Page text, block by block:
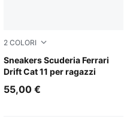
2 COLORI
Sneakers Scuderia Ferrari
Drift Cat 11 per ragazzi
PUMA Black-Rosso Corsa
55,00 €